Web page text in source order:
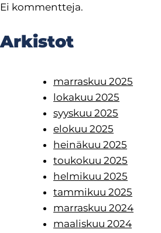
Ei kommentteja.
Arkistot
marraskuu 2025
lokakuu 2025
syyskuu 2025
elokuu 2025
heinäkuu 2025
toukokuu 2025
helmikuu 2025
tammikuu 2025
marraskuu 2024
maaliskuu 2024